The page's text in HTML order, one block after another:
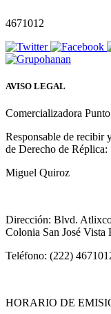
4671012
AVISO LEGAL
Comercializadora
Responsable de recibir
de Derecho de Réplica:
Miguel Quiroz
Dirección: Blvd.
Colonia San José Vista
Teléfono: (222)
HORARIO DE